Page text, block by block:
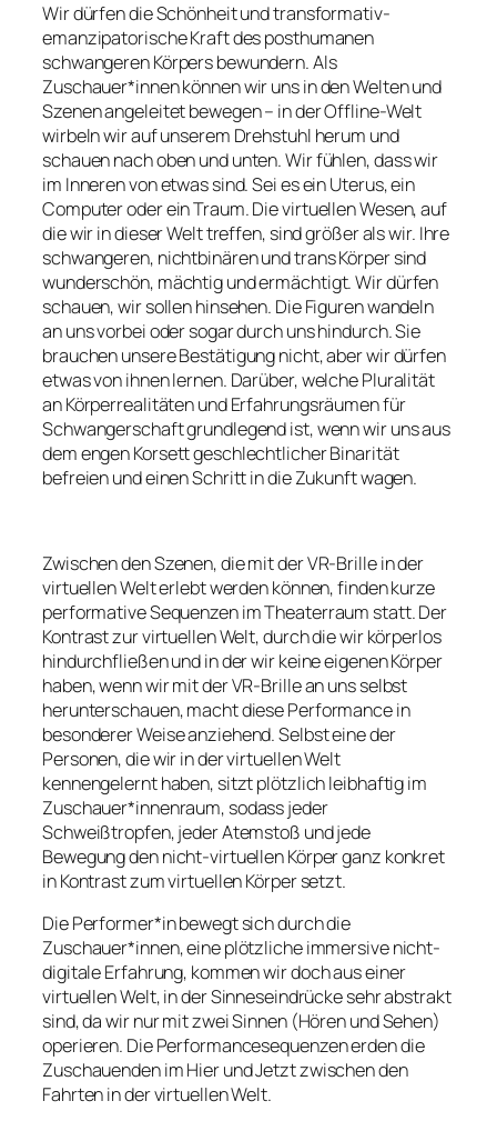
Wir dürfen die Schönheit und transformativ-
emanzipatorische Kraft des posthumanen
schwangeren Körpers bewundern. Als
Zuschauer*innen können wir uns in den Welten und
Szenen angeleitet bewegen – in der Offline-Welt
wirbeln wir auf unserem Drehstuhl herum und
schauen nach oben und unten. Wir fühlen, dass wir
im Inneren von etwas sind. Sei es ein Uterus, ein
Computer oder ein Traum. Die virtuellen Wesen, auf
die wir in dieser Welt treffen, sind größer als wir. Ihre
schwangeren, nichtbinären und trans Körper sind
wunderschön, mächtig und ermächtigt. Wir dürfen
schauen, wir sollen hinsehen. Die Figuren wandeln
an uns vorbei oder sogar durch uns hindurch. Sie
brauchen unsere Bestätigung nicht, aber wir dürfen
etwas von ihnen lernen. Darüber, welche Pluralität
an Körperrealitäten und Erfahrungsräumen für
Schwangerschaft grundlegend ist, wenn wir uns aus
dem engen Korsett geschlechtlicher Binarität
befreien und einen Schritt in die Zukunft wagen.
Zwischen den Szenen, die mit der VR-Brille in der
virtuellen Welt erlebt werden können, finden kurze
performative Sequenzen im Theaterraum statt. Der
Kontrast zur virtuellen Welt, durch die wir körperlos
hindurchfließen und in der wir keine eigenen Körper
haben, wenn wir mit der VR-Brille an uns selbst
herunterschauen, macht diese Performance in
besonderer Weise anziehend. Selbst eine der
Personen, die wir in der virtuellen Welt
kennengelernt haben, sitzt plötzlich leibhaftig im
Zuschauer*innenraum, sodass jeder
Schweißtropfen, jeder Atemstoß und jede
Bewegung den nicht-virtuellen Körper ganz konkret
in Kontrast zum virtuellen Körper setzt.
Die Performer*in bewegt sich durch die
Zuschauer*innen, eine plötzliche immersive nicht-
digitale Erfahrung, kommen wir doch aus einer
virtuellen Welt, in der Sinneseindrücke sehr abstrakt
sind, da wir nur mit zwei Sinnen (Hören und Sehen)
operieren. Die Performancesequenzen erden die
Zuschauenden im Hier und Jetzt zwischen den
Fahrten in der virtuellen Welt.